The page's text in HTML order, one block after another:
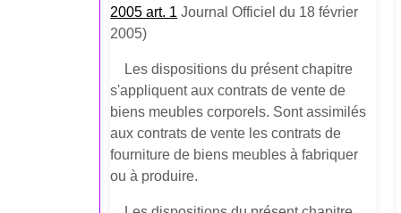
2005 art. 1 Journal Officiel du 18 février
2005)
Les dispositions du présent chapitre
s'appliquent aux contrats de vente de
biens meubles corporels. Sont assimilés
aux contrats de vente les contrats de
fourniture de biens meubles à fabriquer
ou à produire.